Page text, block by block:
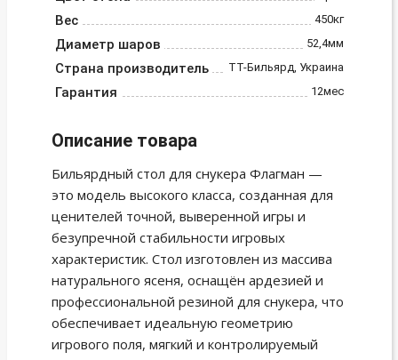
Вес 450кг
Диаметр шаров 52,4мм
Страна производитель ТТ-Бильярд, Украина
Гарантия 12мес
Описание товара
Бильярдный стол для снукера Флагман —
это модель высокого класса, созданная для
ценителей точной, выверенной игры и
безупречной стабильности игровых
характеристик. Стол изготовлен из массива
натурального ясеня, оснащён ардезией и
профессиональной резиной для снукера, что
обеспечивает идеальную геометрию
игрового поля, мягкий и контролируемый